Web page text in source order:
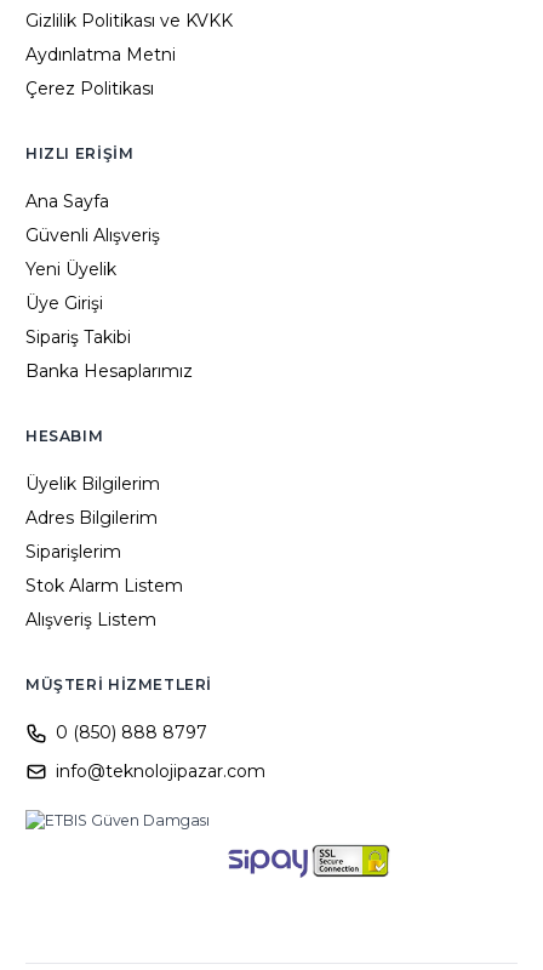
Gizlilik Politikası ve KVKK
Aydınlatma Metni
Çerez Politikası
HIZLI ERIŞIM
Ana Sayfa
Güvenli Alışveriş
Yeni Üyelik
Üye Girişi
Sipariş Takibi
Banka Hesaplarımız
HESABIM
Üyelik Bilgilerim
Adres Bilgilerim
Siparişlerim
Stok Alarm Listem
Alışveriş Listem
MÜŞTERI HIZMETLERI
0 (850) 888 8797
info@teknolojipazar.com